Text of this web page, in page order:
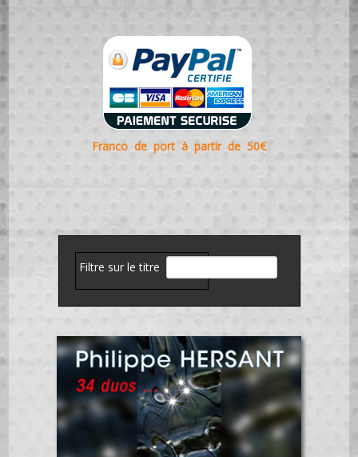
Franco de port à partir de 50€
Filtre sur le titre